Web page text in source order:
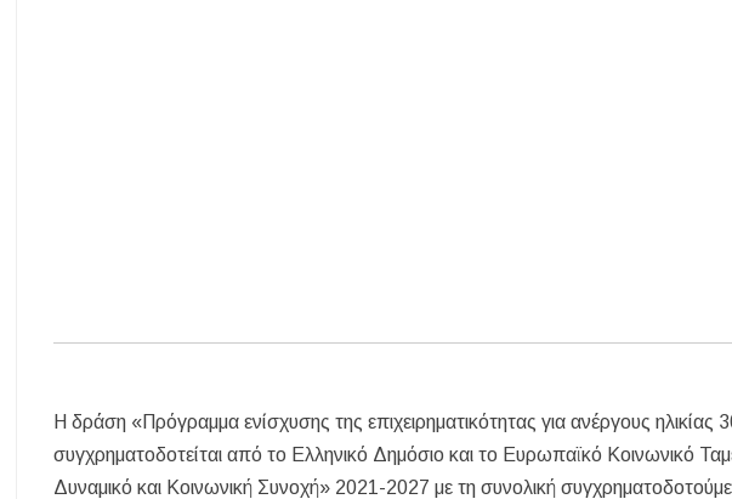
Η δράση «Πρόγραμμα ενίσχυσης της επιχειρηματικότητας για ανέργους
συγχρηματοδοτείται από το Ελληνικό Δημόσιο και το Ευρωπαϊκό Κοινωνικό
Δυναμικό και Κοινωνική Συνοχή» 2021-2027 με τη συνολική